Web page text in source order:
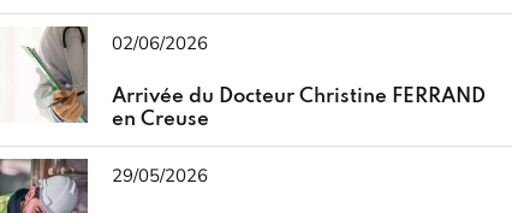
02/06/2026
Arrivée du Docteur Christine FERRAND
en Creuse
29/05/2026